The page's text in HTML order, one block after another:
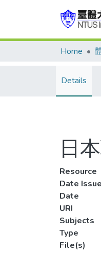
Home
Details
日
Resource
Date
Date
URI
Subjects
Type
File(s)